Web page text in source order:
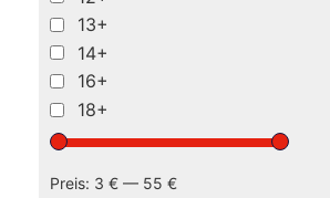
13+
14+
16+
18+
Preis: 3 € — 55 €